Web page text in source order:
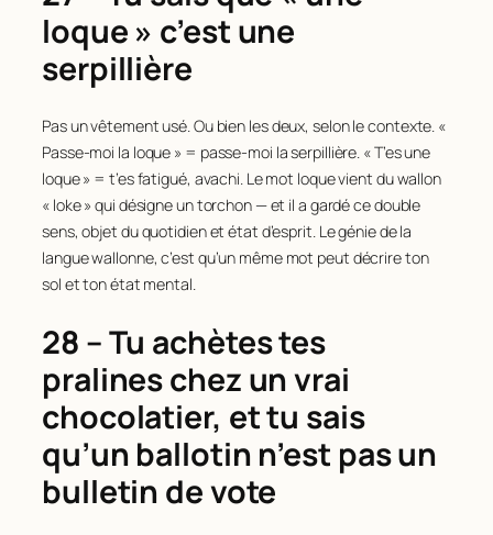
loque » c’est une
serpillière
Pas un vêtement usé. Ou bien les deux, selon le contexte. «
Passe-moi la loque » = passe-moi la serpillière. « T’es une
loque » = t’es fatigué, avachi. Le mot loque vient du wallon
« loke » qui désigne un torchon — et il a gardé ce double
sens, objet du quotidien et état d’esprit. Le génie de la
langue wallonne, c’est qu’un même mot peut décrire ton
sol et ton état mental.
28 – Tu achètes tes
pralines chez un vrai
chocolatier, et tu sais
qu’un ballotin n’est pas un
bulletin de vote